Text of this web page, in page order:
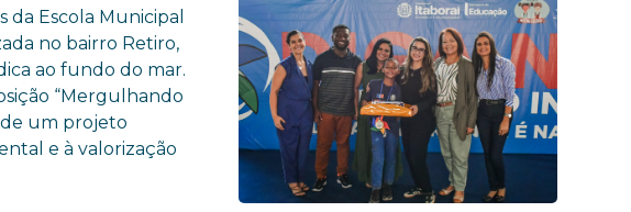
da Escola Municipal
no bairro Retiro,
ao fundo do mar.
“Mergulhando
de um projeto
e à valorização